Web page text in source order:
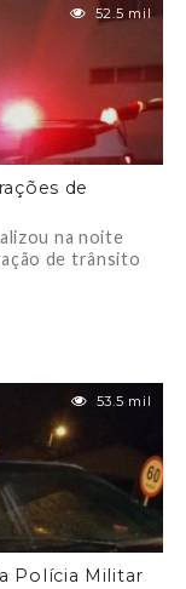
52.5 mil
de
na noite
de trânsito
53.5 mil
Polícia Militar